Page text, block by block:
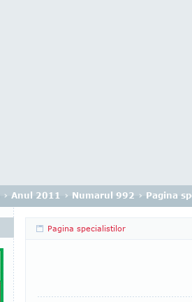
› Anul 2011 › Numarul 992 › Pagina
Pagina specialistilor